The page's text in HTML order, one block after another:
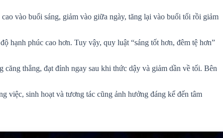
vào buổi sáng, giảm vào giữa ngày, tăng lại vào buổi tối rồi giảm
hạnh phúc cao hơn. Tuy vậy, quy luật “sáng tốt hơn, đêm tệ hơn”
thẳng, đạt đỉnh ngay sau khi thức dậy và giảm dần về tối. Bên
việc, sinh hoạt và tương tác cũng ảnh hưởng đáng kể đến tâm